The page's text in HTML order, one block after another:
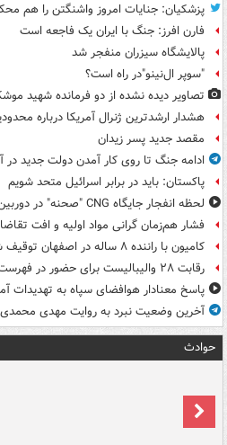
پزشکیان: جنایات امروز واشنگتن را هم
فارن افرز: جنگ با ایران یک فاجعه است
پالایشگاه سیزران منفجر شد
"سوپر ال‌نینو"در راه است؟
تصاویر دیده‌ نشده از دو فرمانده شهید
هشدار ارشدترین ژنرال آمریکا درباره
مقصد جدید پسر زیدان
ادامه جنگ تا روی کار آمدن دولت جدید در
پاکستان: باید در برابر اسرائیل متحد شویم
لحظه انفجار جایگاه CNG "صحنه" در دوربین مداربسته
فشار هم‌زمان گرانی مواد اولیه و افت تقاضا
کامیون با راننده ۸ ساله در اصفهان توقیف شد
رقابت ۲۸ والیبالیست برای حضور در فهرست نهایی تیم ملی
پاسخ معنادار هوافضای سپاه به تهدیدات
آخرین وضعیت نبرد به روایت مهدی محمدی
حوادث